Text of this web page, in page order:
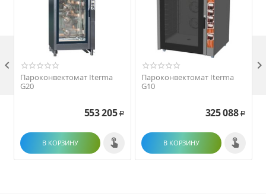
Пароконвектомат Iterma
G20
553 205 Р
В КОРЗИНУ
Пароконвектомат Iterma
G10
325 088 Р
В КОРЗИНУ
 